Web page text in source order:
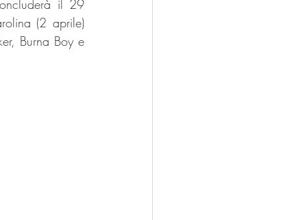
il 29
(2 aprile)
Burna Boy e